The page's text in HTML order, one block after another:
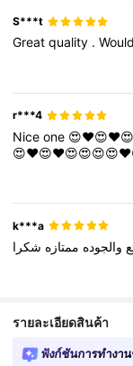
S***t
Greatquality .
r***4
Niceone
k***a
والجوده ممتازه شكرا
รายละเอียดสินค้า
ฟังก์ชันการทำงา